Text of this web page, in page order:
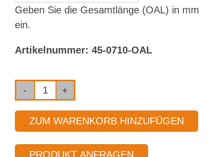
Geben Sie die Gesamtlänge (OAL) in mm
ein.
Artikelnummer: 45-0710-OAL
Bohrrohr
Typ
45
Menge
ZUM WARENKORB HINZUFÜGEN
PRODUKT ANFRAGEN